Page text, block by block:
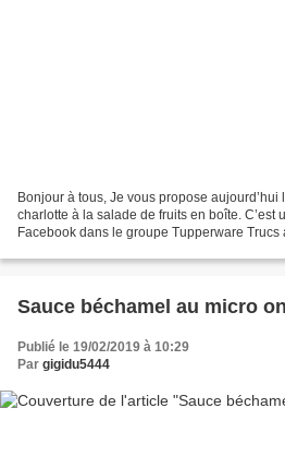
Bonjour à tous, Je vous propose
charlotte à la salade de fruits en boîte. C’est
Facebook dans le groupe Tupperware Trucs
Sauce béchamel au micro
Publié le 19/02/2019 à 10:29
Par gigidu5444